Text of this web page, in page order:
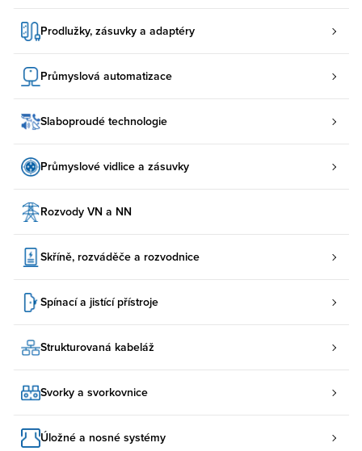
Prodlužky, zásuvky a adaptéry
Průmyslová automatizace
Slaboproudé technologie
Průmyslové vidlice a zásuvky
Rozvody VN a NN
Skříně, rozváděče a rozvodnice
Spínací a jistící přístroje
Strukturovaná kabeláž
Svorky a svorkovnice
Úložné a nosné systémy